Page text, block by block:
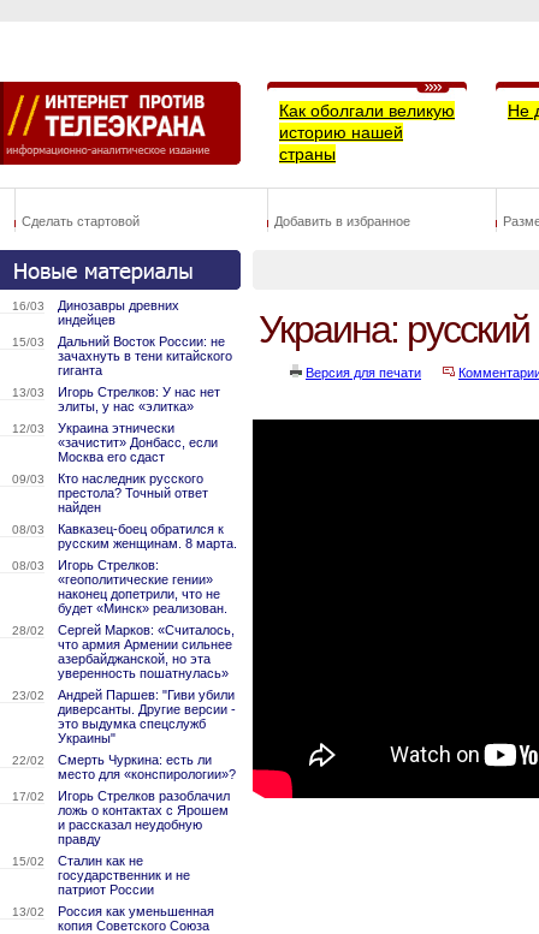
Как оболгали великую
историю нашей
страны
Не
Сделать стартовой Добавить в избранное
16/03
Динозавры древних
индейцев
15/03
Дальний Восток России: не
зачахнуть в тени китайского
гиганта
13/03
Игорь Стрелков: У нас нет
элиты, у нас «элитка»
12/03
Украина этнически
«зачистит» Донбасс, если
Москва его сдаст
09/03
Кто наследник русского
престола? Точный ответ
найден
08/03
Кавказец-боец обратился к
русским женщинам. 8 марта.
08/03
Игорь Стрелков:
«геополитические гении»
наконец допетрили, что не
будет «Минск» реализован.
28/02
Сергей Марков: «Считалось,
что армия Армении сильнее
азербайджанской, но эта
уверенность пошатнулась»
23/02
Андрей Паршев: "Гиви убили
диверсанты. Другие версии -
это выдумка спецслужб
Украины"
22/02
Смерть Чуркина: есть ли
место для «конспирологии»?
17/02
Игорь Стрелков разоблачил
ложь о контактах с Ярошем
и рассказал неудобную
правду
15/02
Сталин как не
государственник и не
патриот России
13/02
Россия как уменьшенная
копия Советского Союза
Украина:
Версия для печати